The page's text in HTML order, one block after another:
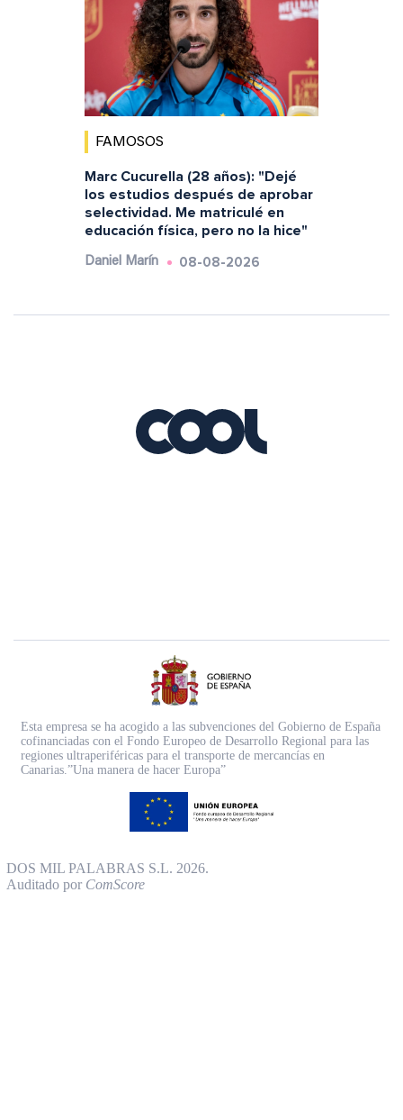
FAMOSOS
Marc Cucurella (28 años): "Dejé
los estudios después de aprobar
selectividad. Me matriculé en
educación física, pero no la hice"
Daniel Marín 08-08-2026
Esta empresa se ha acogido a las subvenciones del Gobierno de España
cofinanciadas con el Fondo Europeo de Desarrollo Regional para las
regiones ultraperiféricas para el transporte de mercancías en
Canarias.”Una manera de hacer Europa”
DOS MIL PALABRAS S.L. 2026.
Auditado por ComScore